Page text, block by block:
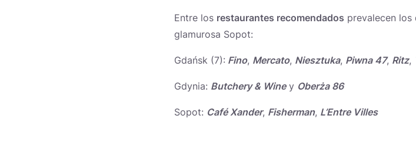
Entre los restaurantes recomendados prevalecen los
glamurosa Sopot:
Gdańsk (7): Fino, Mercato, Niesztuka, Piwna 47, Ritz,
Gdynia: Butchery & Winey Oberża 86
Sopot: Café Xander, Fisherman, L’Entre Villes